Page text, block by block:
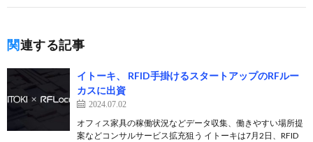
関連する記事
イトーキ、 RFID手掛けるスタートアップのRFルー
カスに出資
2024.07.02
オフィス家具の稼働状況などデータ収集、働きやすい場所提
案などコンサルサービス拡充狙う イトーキは7月2日、RFID